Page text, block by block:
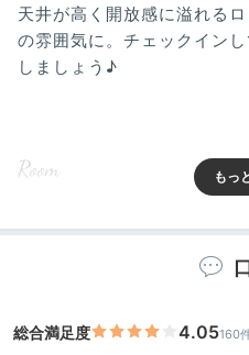
天井が高く開放感に溢れる
の雰囲気に。チェックイン
しましょう♪
Room
バリエーション豊か
シーンで選べる客室
総合満足度 4.05160